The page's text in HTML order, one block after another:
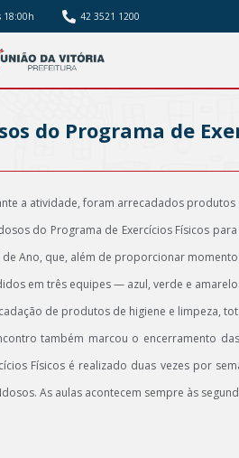
18:00h 42 3521 1200
do Programa de
a atividade, foram arrecadados
do Programa de Exercícios Físicos
de Ano, que, além de proporcionar
em três equipes — azul, verde e
de produtos de higiene e limpeza,
também marcou o encerramento
Físicos é realizado duas vezes por
As aulas acontecem sempre às